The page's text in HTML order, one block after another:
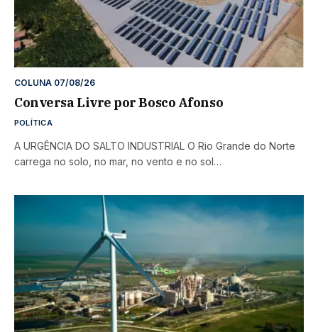
COLUNA 07/08/26
Conversa Livre por Bosco Afonso
POLÍTICA
A URGÊNCIA DO SALTO INDUSTRIAL O Rio Grande do Norte
carrega no solo, no mar, no vento e no sol…